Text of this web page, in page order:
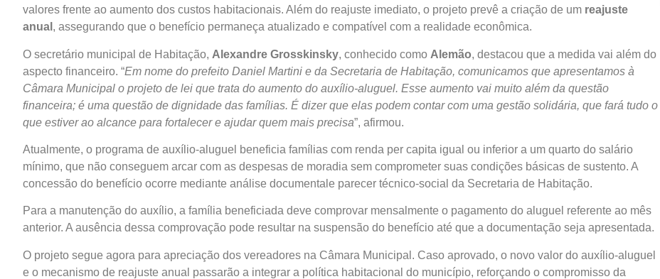
valores frente ao aumento dos custos habitacionais. Além do reajuste imediato, o projeto prevê a criação de um reajuste
anual , assegurando que o benefício permaneça atualizado e compatível com a realidade econômica.
O secretário municipal de Habitação, Alexandre Grosskinsky, conhecido como Alemão, destacou que a medida vai além do
aspecto financeiro. “Em nome do prefeito Daniel Martini e da Secretaria de Habitação, comunicamos que apresentamos à
Câmara Municipal o projeto de lei que trata do aumento do auxílio-aluguel. Esse aumento vai muito além da questão
financeira; é uma questão de dignidade das famílias. É dizer que elas podem contar com uma gestão solidária, que fará tudo o
que estiver ao alcance para fortalecer e ajudar quem mais precisa”, afirmou.
Atualmente, o programa de auxílio-aluguel beneficia famílias com renda per capita igual ou inferior a um quarto do salário
mínimo, que não conseguem arcar com as despesas de moradia sem comprometer suas condições básicas de sustento. A
concessão do benefício ocorre mediante análise documentale parecer técnico-social da Secretaria de Habitação.
Para a manutenção do auxílio, a família beneficiada deve comprovar mensalmente o pagamento do aluguel referente ao mês
anterior. A ausência dessa comprovação pode resultar na suspensão do benefício até que a documentação seja apresentada.
O projeto segue agora para apreciação dos vereadores na Câmara Municipal. Caso aprovado, o novo valor do auxílio-aluguel
e o mecanismo de reajuste anual passarão a integrar a política habitacional do município, reforçando o compromisso da